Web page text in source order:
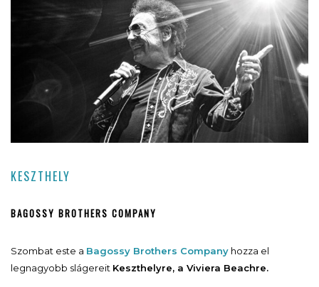
KESZTHELY
BAGOSSY BROTHERS COMPANY
Szombat este a Bagossy Brothers Company hozza el
legnagyobb slágereit Keszthelyre, a Viviera Beachre.